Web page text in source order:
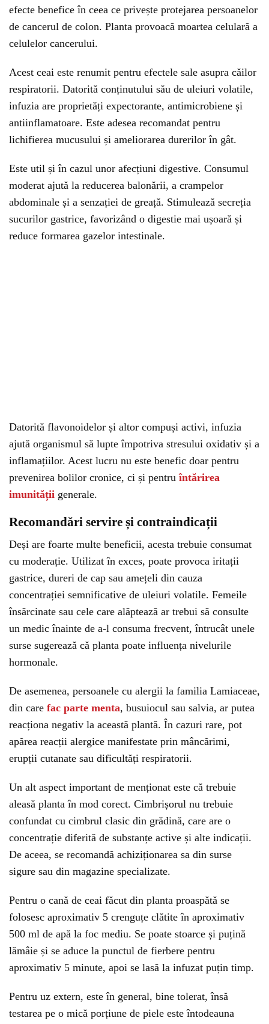
efecte benefice în ceea ce privește protejarea persoanelor
de cancerul de colon. Planta provoacă moartea celulară a
celulelor cancerului.
Acest ceai este renumit pentru efectele sale asupra căilor
respiratorii. Datorită conținutului său de uleiuri volatile,
infuzia are proprietăți expectorante, antimicrobiene și
antiinflamatoare. Este adesea recomandat pentru
lichifierea mucusului și ameliorarea durerilor în gât.
Este util și în cazul unor afecțiuni digestive. Consumul
moderat ajută la reducerea balonării, a crampelor
abdominale și a senzației de greață. Stimulează secreția
sucurilor gastrice, favorizând o digestie mai ușoară și
reduce formarea gazelor intestinale.
Datorită flavonoidelor și altor compuși activi, infuzia
ajută organismul să lupte împotriva stresului oxidativ și a
inflamațiilor. Acest lucru nu este benefic doar pentru
prevenirea bolilor cronice, ci și pentruîntărirea
imunității generale.
Recomandări servire și contraindicații
Deși are foarte multe beneficii, acesta trebuie consumat
cu moderație. Utilizat în exces, poate provoca iritații
gastrice, dureri de cap sau amețeli din cauza
concentrației semnificative de uleiuri volatile. Femeile
însărcinate sau cele care alăptează ar trebui să consulte
un medic înainte de a-l consuma frecvent, întrucât unele
surse sugerează că planta poate influența nivelurile
hormonale.
De asemenea, persoanele cu alergii la familia Lamiaceae,
din care fac parte menta, busuiocul sau salvia, ar putea
reacționa negativ la această plantă. În cazuri rare, pot
apărea reacții alergice manifestate prin mâncărimi,
erupții cutanate sau dificultăți respiratorii.
Un alt aspect important de menționat este că trebuie
aleasă planta în mod corect. Cimbrișorul nu trebuie
confundat cu cimbrul clasic din grădină, care are o
concentrație diferită de substanțe active și alte indicații.
De aceea, se recomandă achiziționarea sa din surse
sigure sau din magazine specializate.
Pentru o cană de ceai făcut din planta proaspătă se
folosesc aproximativ 5 crenguțe clătite în aproximativ
500 ml de apă la foc mediu. Se poate stoarce și puțină
lămâie și se aduce la punctul de fierbere pentru
aproximativ 5 minute, apoi se lasă la infuzat puțin timp.
Pentru uz extern, este în general, bine tolerat, însă
testarea pe o mică porțiune de piele este întodeauna